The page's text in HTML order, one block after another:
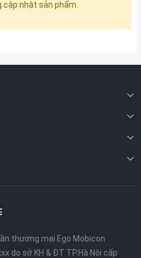
cập nhật sản phẩm
thương mại Ego Mobicon
do sở KH & ĐT TP.Hà Nội cấp